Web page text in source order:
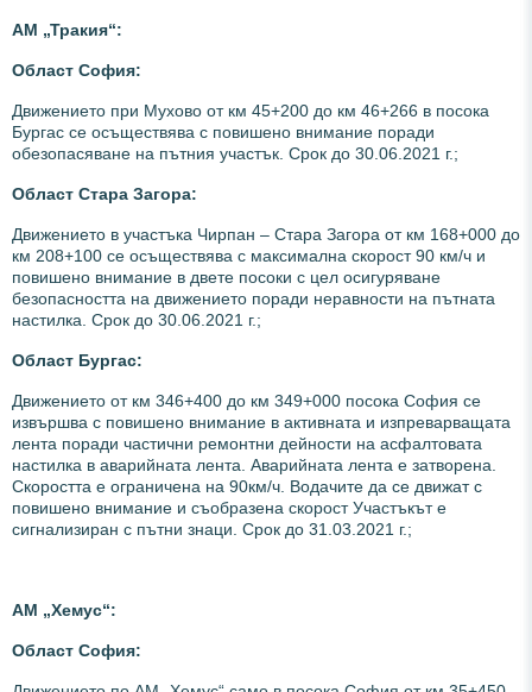
АМ „Тракия“:
Област София:
Движението при Мухово от км 45+200 до км 46+266 в посока
Бургас се осъществява с повишено внимание поради
обезопасяване на пътния участък. Срок до 30.06.2021 г.;
Област Стара Загора:
Движението в участъка Чирпан – Стара Загора от км 168+000 до
км 208+100 се осъществява с максимална скорост 90 км/ч и
повишено внимание в двете посоки с цел осигуряване
безопасността на движението поради неравности на пътната
настилка. Срок до 30.06.2021 г.;
Област Бургас:
Движението от км 346+400 до км 349+000 посока София се
извършва с повишено внимание в активната и изпреварващата
лента поради частични ремонтни дейности на асфалтовата
настилка в аварийната лента. Аварийната лента е затворена.
Скоростта е ограничена на 90км/ч. Водачите да се движат с
повишено внимание и съобразена скорост Участъкът е
сигнализиран с пътни знаци. Срок до 31.03.2021 г.;
АМ „Хемус“:
Област София: